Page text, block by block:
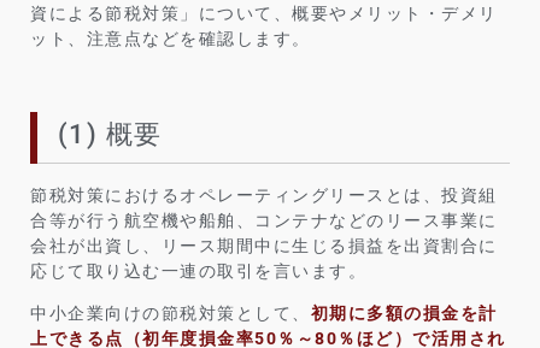
資による節税対策」について、概要やメリット・デメリ
ット、注意点などを確認します。
(1) 概要
節税対策におけるオペレーティングリースとは、投資組
合等が行う航空機や船舶、コンテナなどのリース事業に
会社が出資し、リース期間中に生じる損益を出資割合に
応じて取り込む一連の取引を言います。
中小企業向けの節税対策として、 初期に多額の損金を計
上できる点（初年度損金率50％～80％ほど）で活用され